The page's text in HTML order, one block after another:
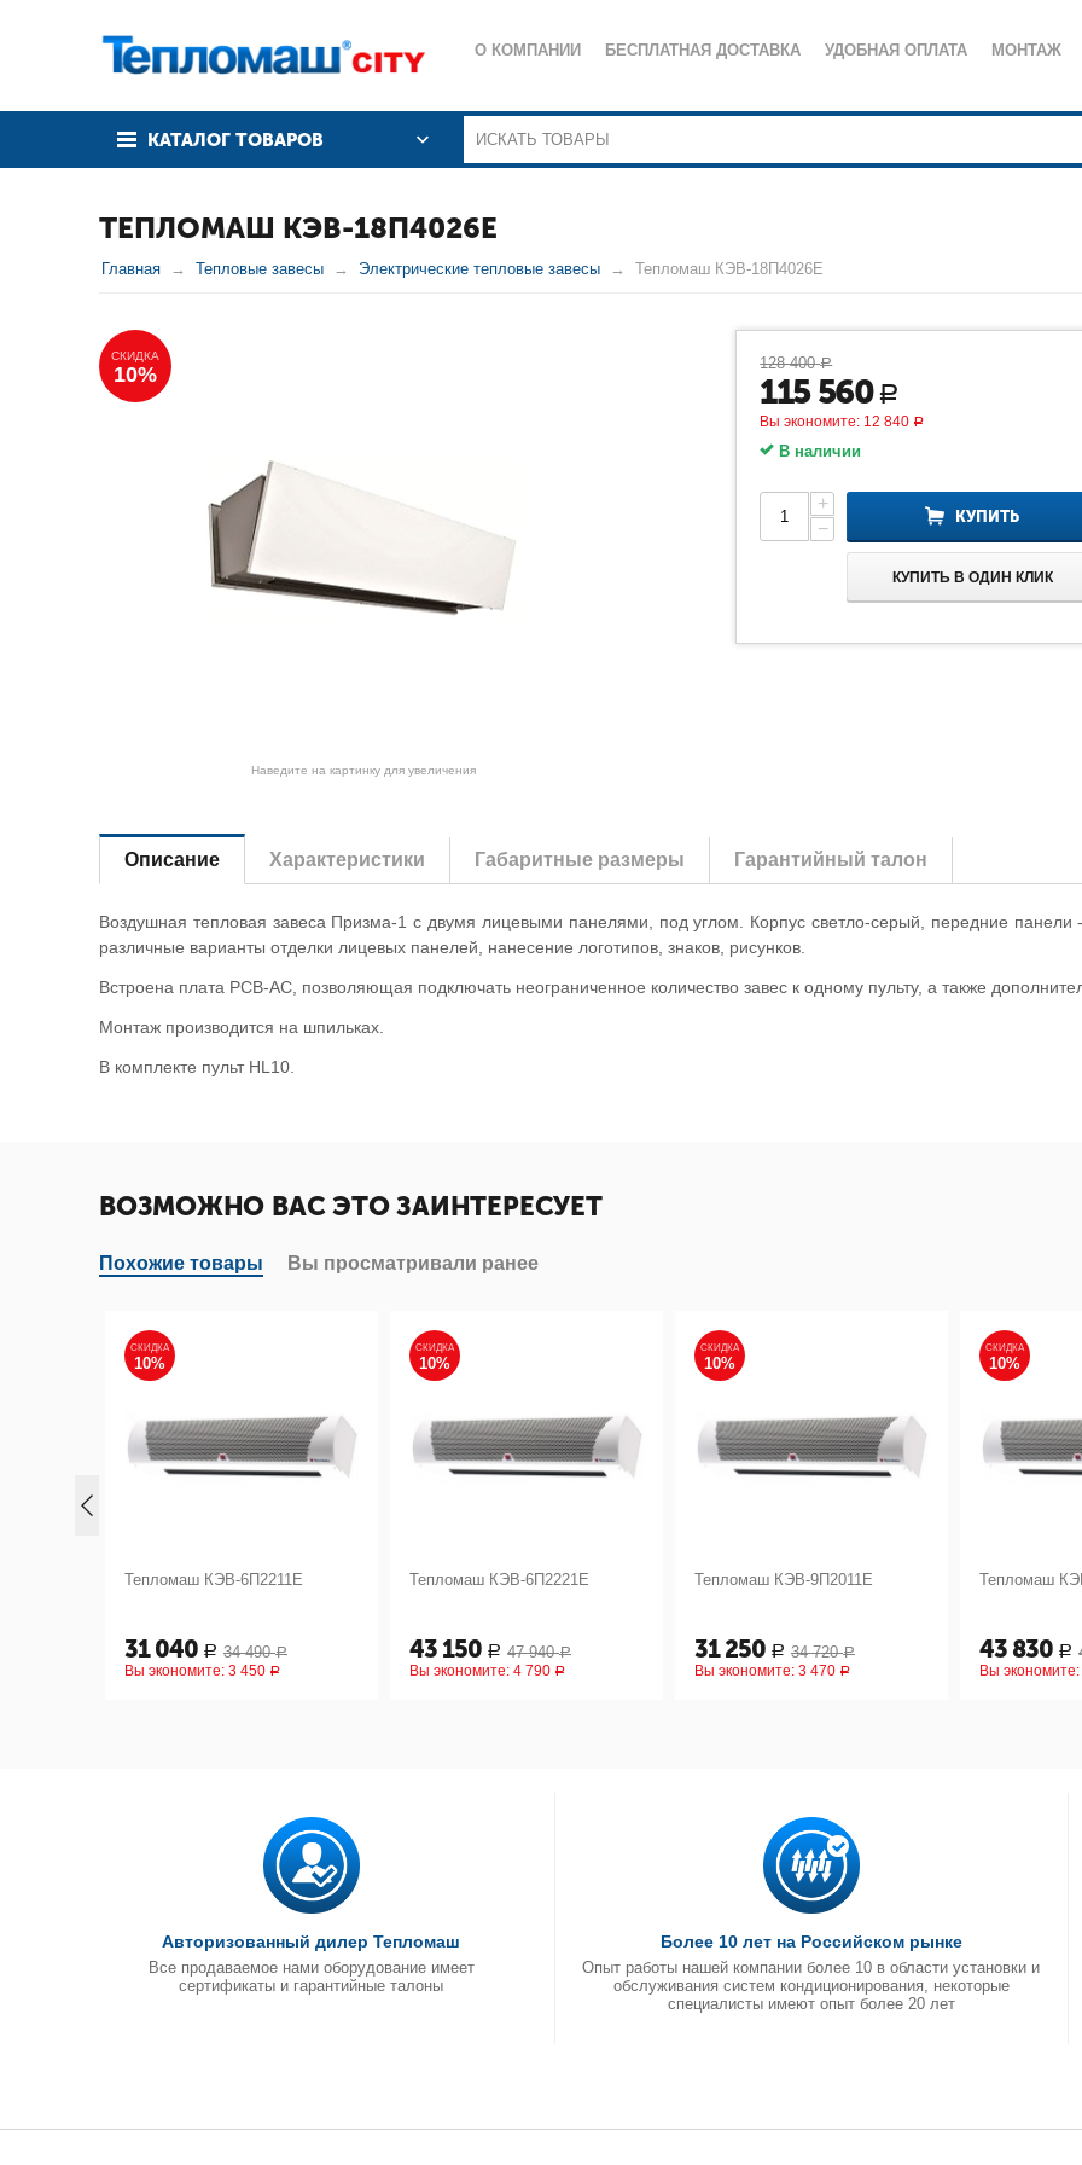
О КОМПАНИИ БЕСПЛАТНАЯ ДОСТАВКА УДОБНАЯ ОПЛАТА МОНТАЖ
КАТАЛОГ ТОВАРОВ
ТЕПЛОМАШ КЭВ-18П4026Е
Главная Тепловые завесы Электрические тепловые завесы Тепломаш КЭВ-18П4026Е
СКИДКА
10%
Наведите на картинку для увеличения
128 400 Р
115 560 Р
Вы экономите: 12 840 Р
В наличии
+
−
КУПИТЬ
КУПИТЬ В ОДИН КЛИК
Описание Характеристики Габаритные размеры Гарантийный талон
Воздушная тепловая завеса Призма-1 с двумя лицевыми панелями, под углом. Корпус светло-серый, передние
различные варианты отделки лицевых панелей, нанесение логотипов, знаков, рисунков.
Встроена плата PCB-AC, позволяющая подключать неограниченное количество завес к одному пульту, а также
Монтаж производится на шпильках.
В комплекте пульт HL10.
ВОЗМОЖНО ВАС ЭТО ЗАИНТЕРЕСУЕТ
Похожие товары Вы просматривали ранее
СКИДКА
10%
Тепломаш КЭВ-6П2211Е
31 040 Р 34 490 Р
Вы экономите: 3 450 Р
СКИДКА
10%
Тепломаш КЭВ-6П2221Е
43 150 Р 47 940 Р
Вы экономите: 4 790 Р
СКИДКА
10%
Тепломаш КЭВ-9П2011Е
31 250 Р 34 720 Р
Вы экономите: 3 470 Р
СКИДКА
10%
Тепломаш
43 830 Р
Вы экономите:
Авторизованный дилер Тепломаш
Все продаваемое нами оборудование имеет
сертификаты и гарантийные талоны
Более 10 лет на Российском рынке
Опыт работы нашей компании более 10 в области установки и
обслуживания систем кондиционирования, некоторые
специалисты имеют опыт более 20 лет